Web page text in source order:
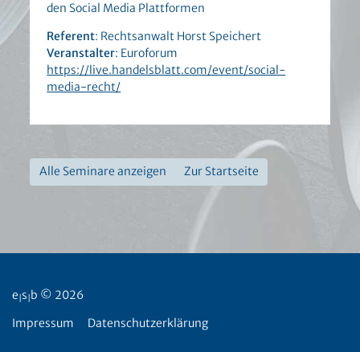
den Social Media Plattformen
Referent: Rechtsanwalt Horst Speichert
Veranstalter: Euroforum
https://live.handelsblatt.com/event/social-
media-recht/
Alle Seminare anzeigen Zur Startseite
e s b © 2026
Impressum
Datenschutzerklärung